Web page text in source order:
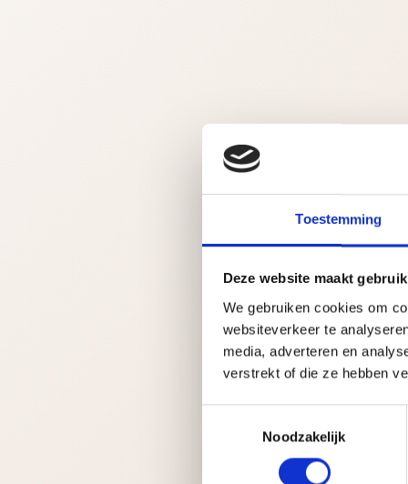
Toestemming
Deze website maakt
We gebruiken cookies om
websiteverkeer te
media, adverteren en
verstrekt of die ze hebben
Noodzakelijk